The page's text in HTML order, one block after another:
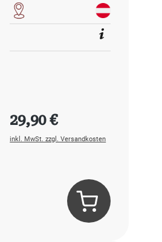
Regulärer Preis:
29,90 €
inkl. MwSt. zzgl. Versandkosten